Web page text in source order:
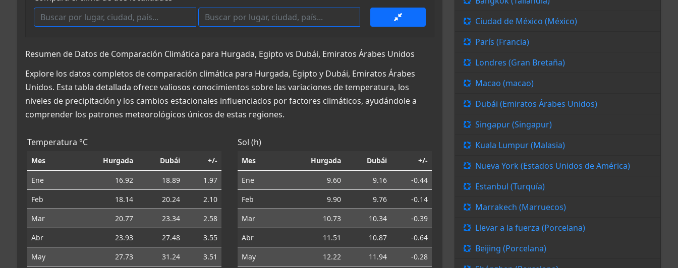
Resumen de Datos de Comparación Climática para Hurgada, Egipto vs Dubái, Emiratos Árabes Unidos
Explore los datos completos de comparación climática para Hurgada, Egipto y Dubái, Emiratos Árabes
Unidos. Esta tabla detallada ofrece valiosos conocimientos sobre las variaciones de temperatura, los
niveles de precipitación y los cambios estacionales influenciados por factores climáticos, ayudándole a
comprender los patrones meteorológicos únicos de estas regiones.
Temperatura °C
Mes Hurgada Dubái +/-
Ene 16.92 18.89
1.97
Feb
18.14 20.24
2.10
Mar
20.77 23.34
2.58
Abr
23.93 27.48
3.55
May
27.73 31.24
3.51
Sol (h)
Mes Hurgada Dubái +/-
Ene 9.60 9.16
-0.44
Feb
9.90 9.76
-0.14
Mar
10.73 10.34
-0.39
Abr
11.51 10.87
-0.64
May
12.22 11.94
-0.28
Ciudad de México (México)
París (Francia)
Londres (Gran Bretaña)
Macao (macao)
Dubái (Emiratos Árabes Unidos)
Singapur (Singapur)
Kuala Lumpur (Malasia)
Nueva York (Estados Unidos de América)
Estanbul (Turquía)
Marrakech (Marruecos)
Llevar a la fuerza (Porcelana)
Beijing (Porcelana)